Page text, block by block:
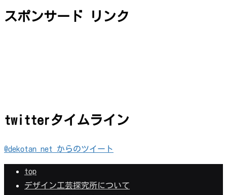
スポンサード リンク
twitterタイムライン
@dekotan_net からのツイート
top
デザイン工芸探究所について